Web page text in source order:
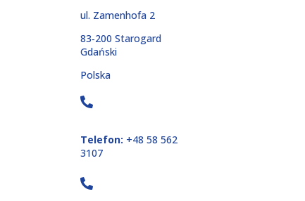
ul. Zamenhofa 2
83‑200 Starogard
Gdański
Polska
Telefon: +48 58 562
3107